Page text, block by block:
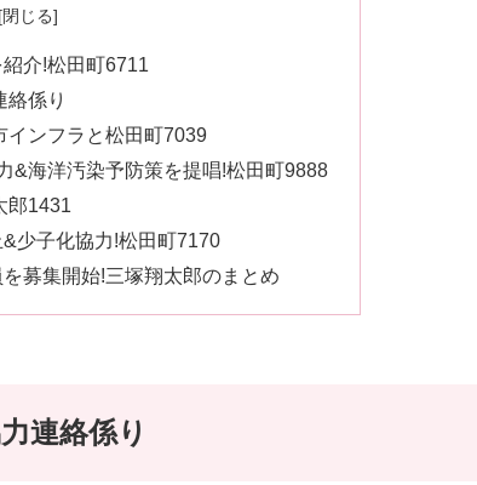
介!松田町6711
絡係り
インフラと松田町7039
&海洋汚染予防策を提唱!松田町9888
郎1431
少子化協力!松田町7170
募集開始!三塚翔太郎のまとめ
連絡係り